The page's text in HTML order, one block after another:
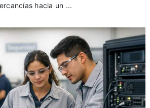
hacia un ...